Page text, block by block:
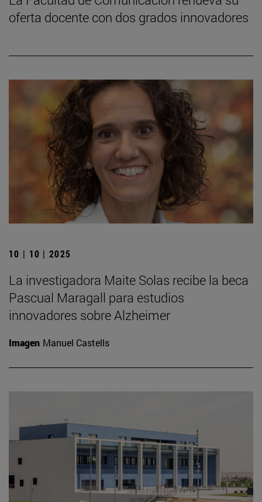
oferta docente con dos grados innovadores
10 | 10 | 2025
La investigadora Maite Solas recibe la beca
Pascual Maragall para estudios
innovadores sobre Alzheimer
Imagen Manuel Castells